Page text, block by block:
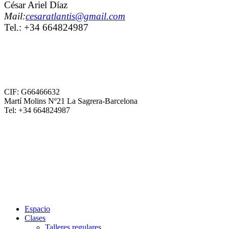
César Ariel Díaz
Mail:cesaratlantis@gmail.com
Tel.: +34 664824987
CIF: G66466632
Martí Molins Nº21 La Sagrera-Barcelona
Tel: +34 664824987
Espacio
Clases
Talleres regulares